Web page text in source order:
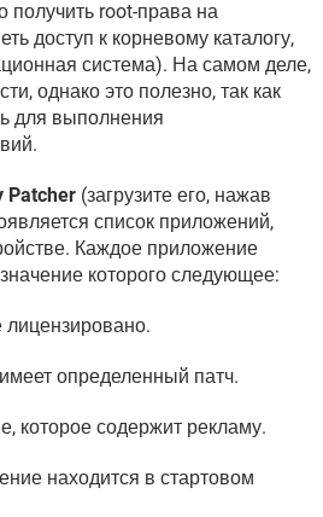
получить root-права на
доступ к корневому каталогу,
система). На самом деле,
однако это полезно, так как
для выполнения
Patcher (загрузите его, нажав
список приложений,
Каждое приложение
которого следующее:
определенный патч.
которое содержит рекламу.
находится в стартовом